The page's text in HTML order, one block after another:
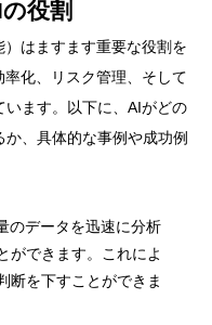
役割
はますます重要な役割を
化、リスク管理、そして
ます。以下に、AIがどの
、具体的な事例や成功例
のデータを迅速に分析
ができます。これによ
断を下すことができま